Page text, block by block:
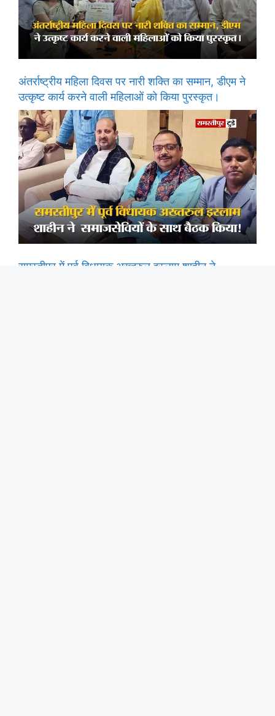
अंतर्राष्ट्रीय महिला दिवस पर नारी शक्ति का सम्मान, डीएम ने
उत्कृष्ट कार्य करने वाली महिलाओं को किया पुरस्कृत।
समस्तीपुर में पूर्व विधायक अख्तरुल इस्लाम शाहीन ने